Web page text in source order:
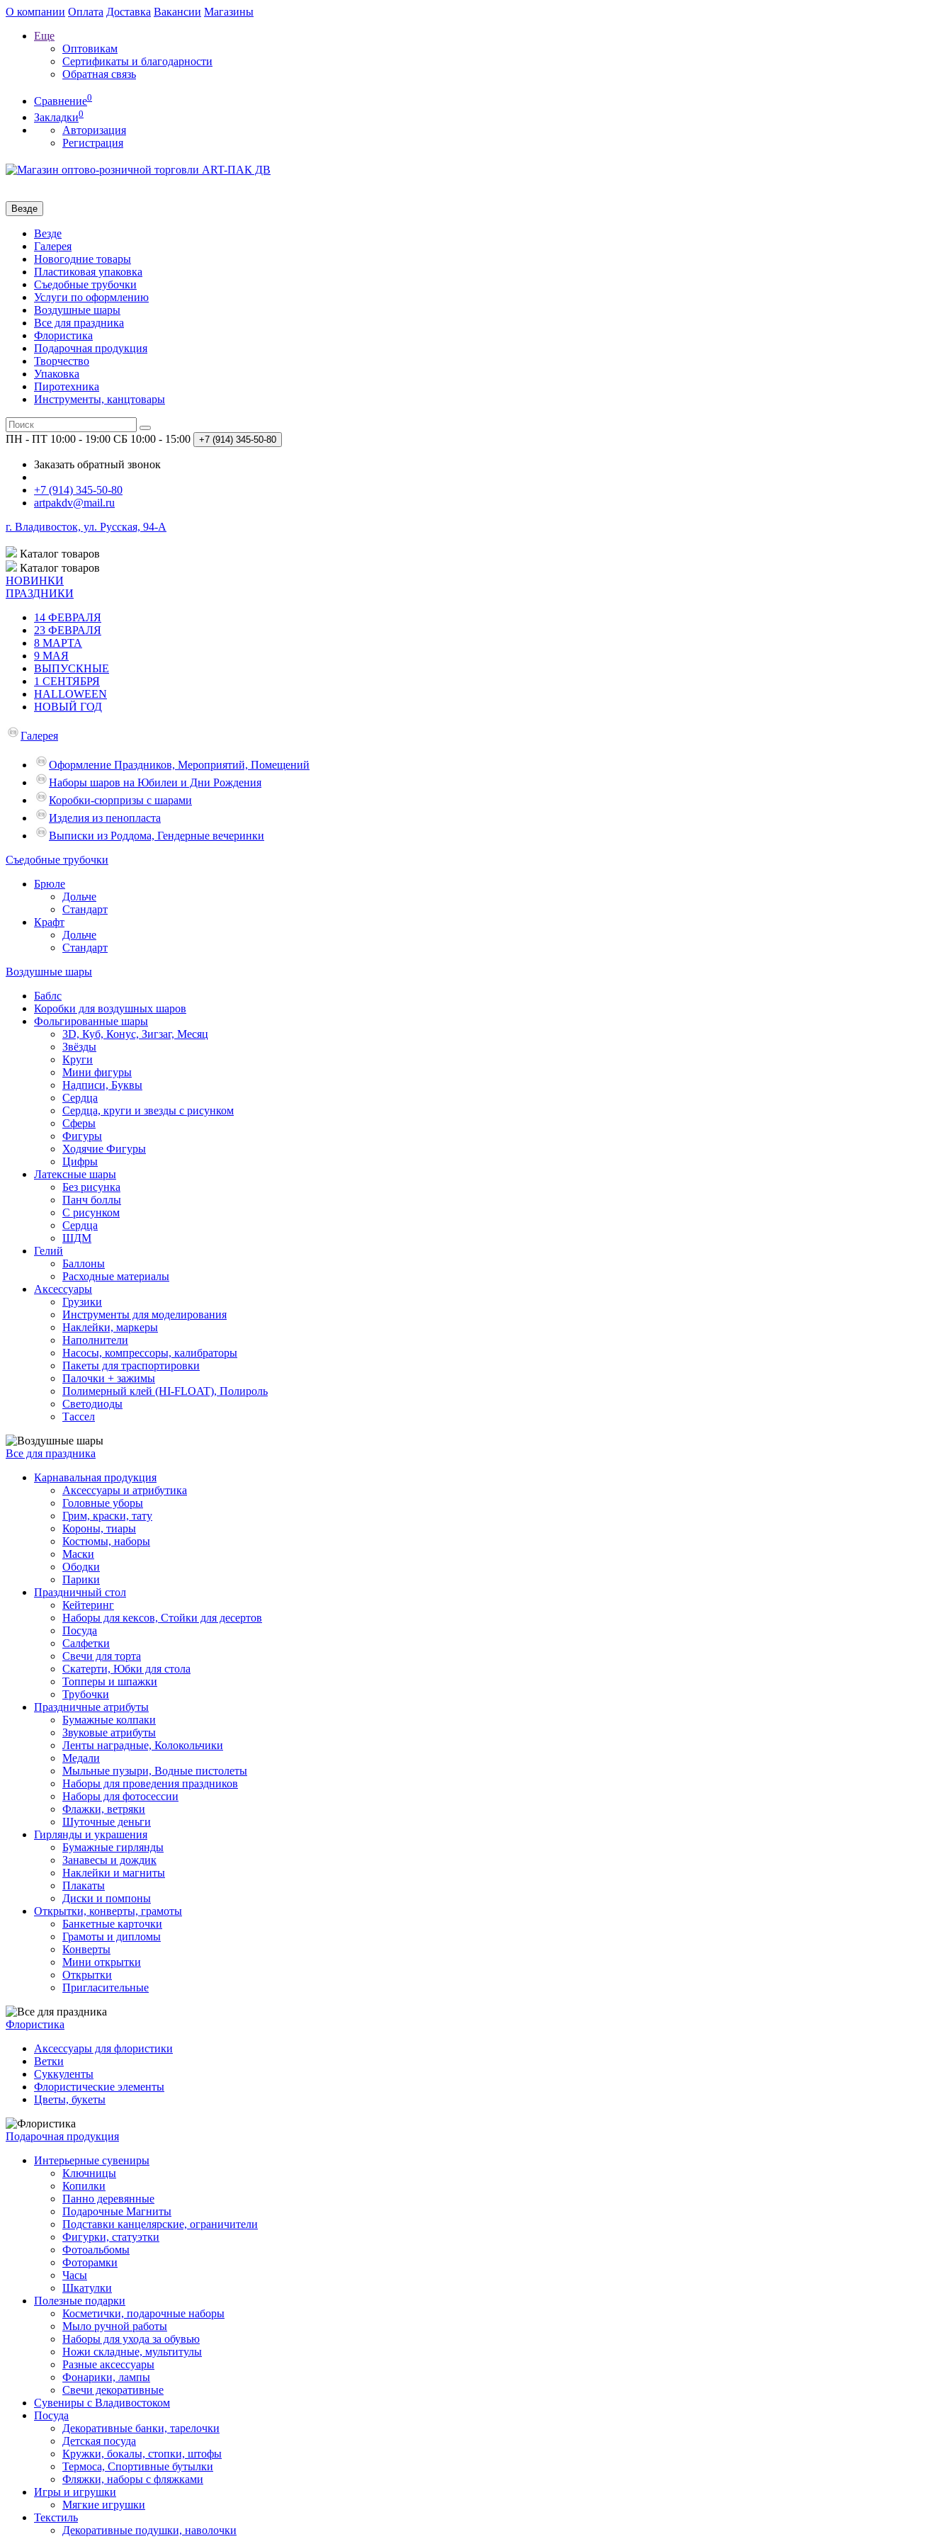
О компании Оплата Доставка Вакансии Магазины
Еще
Оптовикам
Сертификаты и благодарности
Обратная связь
Сравнение0
Закладки0
Авторизация
Регистрация
Везде
Везде
Галерея
Новогодние товары
Пластиковая упаковка
Съедобные трубочки
Услуги по оформлению
Воздушные шары
Все для праздника
Флористика
Подарочная продукция
Творчество
Упаковка
Пиротехника
Инструменты, канцтовары
ПН - ПТ 10:00 - 19:00 СБ 10:00 - 15:00 +7 (914) 345-50-80
Заказать обратный звонок
+7 (914) 345-50-80
artpakdv@mail.ru
г. Владивосток, ул. Русская, 94-А
Каталог товаров
Каталог товаров
НОВИНКИ
ПРАЗДНИКИ
14 ФЕВРАЛЯ
23 ФЕВРАЛЯ
8 МАРТА
9 МАЯ
ВЫПУСКНЫЕ
1 СЕНТЯБРЯ
HALLOWEEN
НОВЫЙ ГОД
Галерея
Оформление Праздников, Мероприятий, Помещений
Наборы шаров на Юбилеи и Дни Рождения
Коробки-сюрпризы с шарами
Изделия из пенопласта
Выписки из Роддома, Гендерные вечеринки
Съедобные трубочки
Брюле
Дольче
Стандарт
Крафт
Дольче
Стандарт
Воздушные шары
Баблс
Коробки для воздушных шаров
Фольгированные шары
3D, Куб, Конус, Зигзаг, Месяц
Звёзды
Круги
Мини фигуры
Надписи, Буквы
Сердца
Сердца, круги и звезды с рисунком
Сферы
Фигуры
Ходячие Фигуры
Цифры
Латексные шары
Без рисунка
Панч боллы
С рисунком
Сердца
ШДМ
Гелий
Баллоны
Расходные материалы
Аксессуары
Грузики
Инструменты для моделирования
Наклейки, маркеры
Наполнители
Насосы, компрессоры, калибраторы
Пакеты для траспортировки
Палочки + зажимы
Полимерный клей (HI-FLOAT), Полироль
Светодиоды
Тассел
Все для праздника
Карнавальная продукция
Аксессуары и атрибутика
Головные уборы
Грим, краски, тату
Короны, тиары
Костюмы, наборы
Маски
Ободки
Парики
Праздничный стол
Кейтеринг
Наборы для кексов, Стойки для десертов
Посуда
Салфетки
Свечи для торта
Скатерти, Юбки для стола
Топперы и шпажки
Трубочки
Праздничные атрибуты
Бумажные колпаки
Звуковые атрибуты
Ленты наградные, Колокольчики
Медали
Мыльные пузыри, Водные пистолеты
Наборы для проведения праздников
Наборы для фотосессии
Флажки, ветряки
Шуточные деньги
Гирлянды и украшения
Бумажные гирлянды
Занавесы и дождик
Наклейки и магниты
Плакаты
Диски и помпоны
Открытки, конверты, грамоты
Банкетные карточки
Грамоты и дипломы
Конверты
Мини открытки
Открытки
Пригласительные
Флористика
Аксессуары для флористики
Ветки
Суккуленты
Флористические элементы
Цветы, букеты
Подарочная продукция
Интерьерные сувениры
Ключницы
Копилки
Панно деревянные
Подарочные Магниты
Подставки канцелярские, ограничители
Фигурки, статуэтки
Фотоальбомы
Фоторамки
Часы
Шкатулки
Полезные подарки
Косметички, подарочные наборы
Мыло ручной работы
Наборы для ухода за обувью
Ножи складные, мультитулы
Разные аксессуары
Фонарики, лампы
Свечи декоративные
Сувениры с Владивостоком
Посуда
Декоративные банки, тарелочки
Детская посуда
Кружки, бокалы, стопки, штофы
Термоса, Спортивные бутылки
Фляжки, наборы с фляжками
Игры и игрушки
Мягкие игрушки
Текстиль
Декоративные подушки, наволочки